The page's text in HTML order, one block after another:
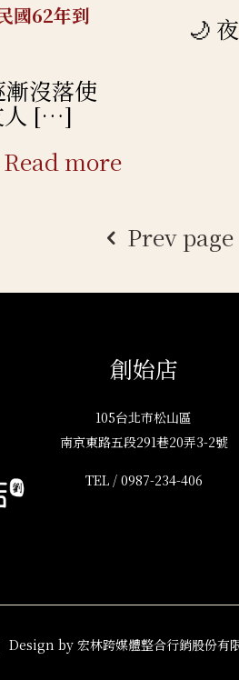
🌙
國62年到
沒落使
[…]
Read more
Prev page
創始店
105台北市松山區
南京東路五段291巷20弄3-2號
TEL / 0987-234-406
Design by宏林跨媒體整合行銷股份有